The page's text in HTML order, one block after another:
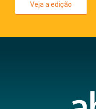
Veja a edição